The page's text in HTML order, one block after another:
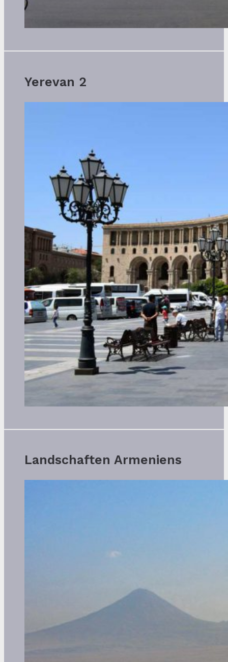
Yerevan 2
Landschaften Armeniens